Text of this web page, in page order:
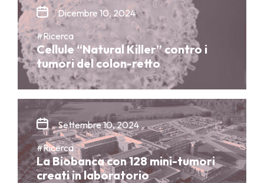
Dicembre 10, 2024
#Ricerca
Cellule “Natural Killer” contro i
tumori del colon-retto
Settembre 10, 2024
#Ricerca
La Biobanca con 128 mini-tumori
creati in laboratorio